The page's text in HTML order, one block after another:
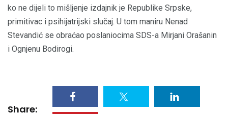
ko ne dijeli to mišljenje izdajnik je Republike Srpske,
primitivac i psihijatrijski slučaj. U tom maniru Nenad
Stevandić se obraćao poslaniocima SDS-a Mirjani Orašanin
i Ognjenu Bodirogi.
Share: